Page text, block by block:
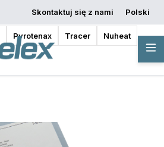
Pyrotenax Tracer Nuheat
Skontaktuj się z nami
Polski
Gdzie kupić
Rozpocznij